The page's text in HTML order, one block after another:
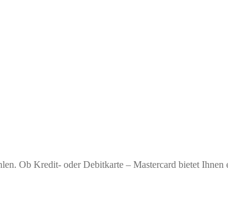
Ob Kredit- oder Debitkarte – Mastercard bietet